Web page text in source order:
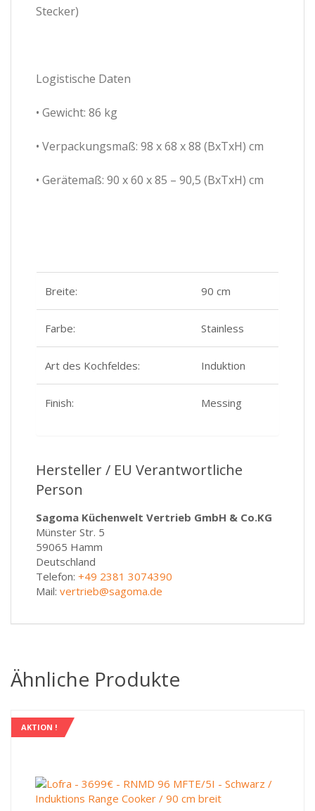
Stecker)
Logistische Daten
• Gewicht: 86 kg
• Verpackungsmaß: 98 x 68 x 88 (BxTxH) cm
• Gerätemaß: 90 x 60 x 85 – 90,5 (BxTxH) cm
Breite: 90 cm
Farbe: Stainless
Art des Kochfeldes: Induktion
Finish: Messing
Hersteller / EU Verantwortliche
Person
Sagoma Küchenwelt Vertrieb GmbH & Co.KG
Münster Str. 5
59065 Hamm
Deutschland
Telefon: +49 2381 3074390
Mail: vertrieb@sagoma.de
Ähnliche Produkte
AKTION !